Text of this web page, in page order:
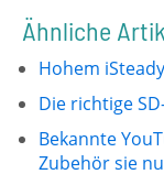
Ähnliche
Hohem
Die richtige
Bekannte
Zubehör sie